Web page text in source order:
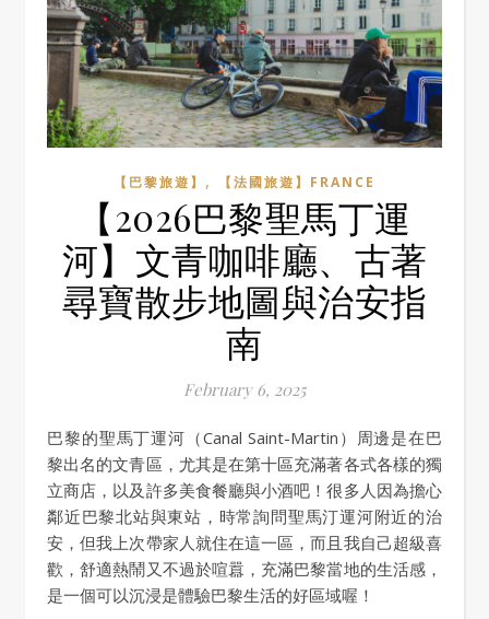
【巴黎旅遊】 , 【法國旅遊】FRANCE
【2026巴黎聖馬丁運
河】文青咖啡廳、古著
尋寶散步地圖與治安指
南
February 6, 2025
巴黎的聖馬丁運河（Canal Saint-Martin）周邊是在巴
黎出名的文青區，尤其是在第十區充滿著各式各樣的獨
立商店，以及許多美食餐廳與小酒吧！很多人因為擔心
鄰近巴黎北站與東站，時常詢問聖馬汀運河附近的治
安，但我上次帶家人就住在這一區，而且我自己超級喜
歡，舒適熱鬧又不過於喧囂，充滿巴黎當地的生活感，
是一個可以沉浸是體驗巴黎生活的好區域喔！